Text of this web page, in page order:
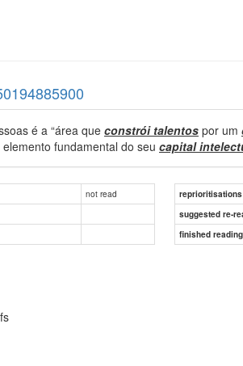
é a “área que constrói talentos por um
fundamental do seu capital
not read
reprioritisations
suggested re-
finished